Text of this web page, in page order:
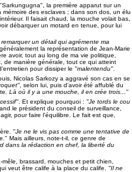
la première apparut sur un
des esclaves ; dans son dos, un élu
Il faisait chaud, la mouche volait bas,
débarquer un motard en tenue, pour lui
un détail qui agrémente ma
la représentation de Jean-Marie
avoir, tout au long de ma vie politique,
de manière générale, tout ce qui atteint
pour dissiper le "malentendu".
Nicolas Sarkozy a aggravé son cas en se
, selon lui, puis d'avoir été affublé du
. Là où il y a une mouche, il en crée trois..."
. Et explique pourquoi : "Je tords le cou
le président du conseil de surveillance,
pour faire l'équilibre. Le fait est que,
"Je ne le vis pas comme une tentative de
Mais ailleurs, note-t-il, ce genre de
dans la rédaction en chef, la liberté du
brassard, mouches et petit chien,
veut être calife à la place du calife. "Il ne